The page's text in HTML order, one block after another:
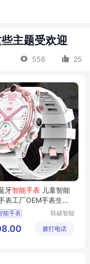
主题受欢迎
556 25
牙智能手表 儿童智能
表工厂OEM手表生产
能手表
手表
联硕智能
有限公司
拨打电话